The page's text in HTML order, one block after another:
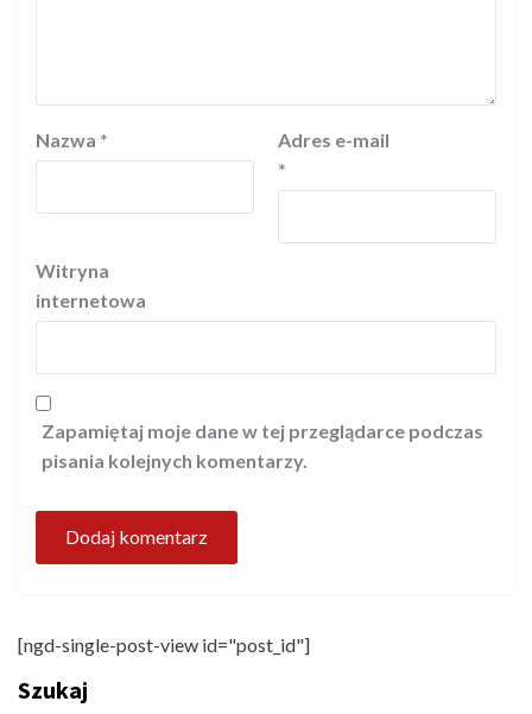
Nazwa *
Adres e-mail
*
Witryna
internetowa
Zapamiętaj moje dane w tej przeglądarce podczas
pisania kolejnych komentarzy.
[ngd-single-post-view id="post_id"]
Szukaj